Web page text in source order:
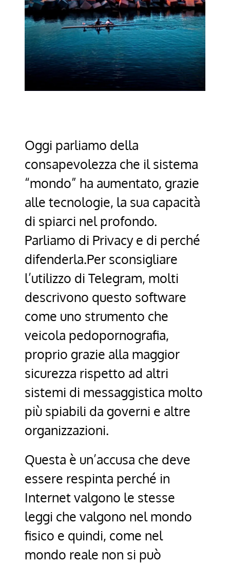
Oggi parliamo della
consapevolezza che il sistema
“mondo” ha aumentato, grazie
alle tecnologie, la sua capacità
di spiarci nel profondo.
Parliamo di Privacy e di perché
difenderla.Per sconsigliare
l’utilizzo di Telegram, molti
descrivono questo software
come uno strumento che
veicola pedopornografia,
proprio grazie alla maggior
sicurezza rispetto ad altri
sistemi di messaggistica molto
più spiabili da governi e altre
organizzazioni.
Questa è un’accusa che deve
essere respinta perché in
Internet valgono le stesse
leggi che valgono nel mondo
fisico e quindi, come nel
mondo reale non si può